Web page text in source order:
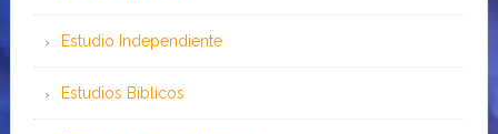
Estudio Independiente
Estudios Bíblicos